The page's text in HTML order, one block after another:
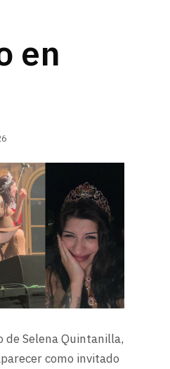
en
Selena Quintanilla,
como invitado